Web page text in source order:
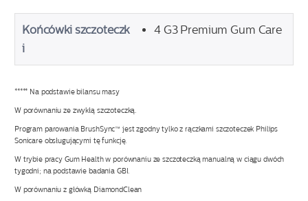
Końcówki szczoteczk
i
4 G3 Premium Gum Care
***** Na podstawie bilansu masy
W porównaniu ze zwykłą szczoteczką.
Program parowania BrushSync™ jest zgodny tylko z rączkami szczoteczek Philips
Sonicare obsługującymi tę funkcję.
W trybie pracy Gum Health w porównaniu ze szczoteczką manualną w ciągu dwóch
tygodni; na podstawie badania GBI.
W porównaniu z główką DiamondClean